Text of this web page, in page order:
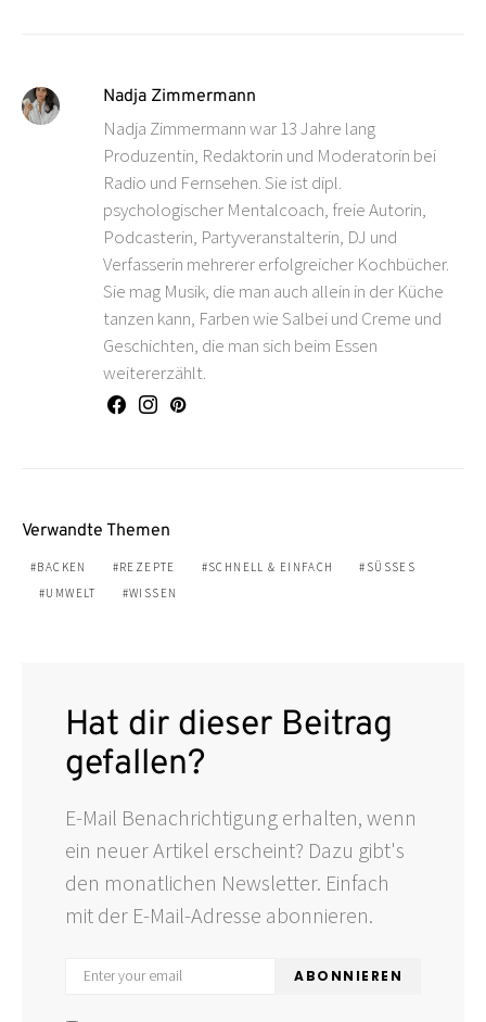
Nadja Zimmermann
Nadja Zimmermann war 13 Jahre lang
Produzentin, Redaktorin und Moderatorin bei
Radio und Fernsehen. Sie ist dipl.
psychologischer Mentalcoach, freie Autorin,
Podcasterin, Partyveranstalterin, DJ und
Verfasserin mehrerer erfolgreicher Kochbücher.
Sie mag Musik, die man auch allein in der Küche
tanzen kann, Farben wie Salbei und Creme und
Geschichten, die man sich beim Essen
weitererzählt.
Verwandte Themen
BACKEN REZEPTE SCHNELL & EINFACH
SÜSSES
UMWELT
WISSEN
Hat dir dieser Beitrag
gefallen?
E-Mail Benachrichtigung erhalten, wenn
ein neuer Artikel erscheint? Dazu gibt's
den monatlichen Newsletter. Einfach
mit der E-Mail-Adresse abonnieren.
ABONNIEREN